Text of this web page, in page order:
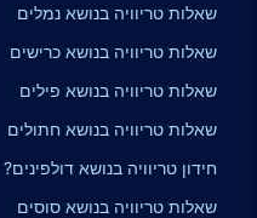
שאלות טריוויה בנושא נמלים
שאלות טריוויה בנושא כרישים
שאלות טריוויה בנושא פילים
שאלות טריוויה בנושא חתולים
חידון טריוויה בנושא דולפינים?
שאלות טריוויה בנושא סוסים